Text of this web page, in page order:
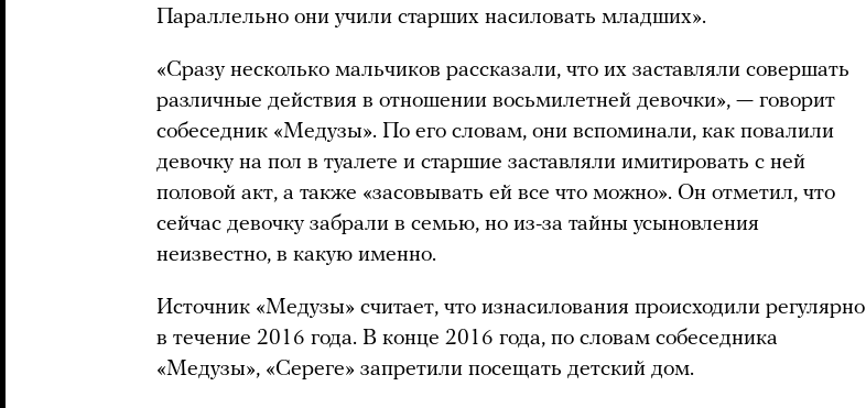
Параллельно они учили старших насиловать младших».
«Сразу несколько мальчиков рассказали, что их заставляли совершать
различные действия в отношении восьмилетней девочки», — говорит
собеседник «Медузы». По его словам, они вспоминали, как повалили
девочку на пол в туалете и старшие заставляли имитировать с ней
половой акт, а также «засовывать ей все что можно». Он отметил, что
сейчас девочку забрали в семью, но из-за тайны усыновления
неизвестно, в какую именно.
Источник «Медузы» считает, что изнасилования происходили регулярно
в течение 2016 года. В конце 2016 года, по словам собеседника
«Медузы», «Сереге» запретили посещать детский дом.